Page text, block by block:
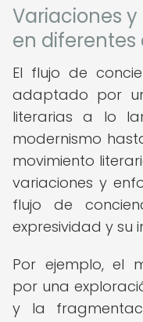
Variaciones
en diferentes
El flujo de
adaptado por
literarias a lo
modernismo
movimiento
variaciones y
flujo de
expresividad y su
Por ejemplo, el
por una
y la